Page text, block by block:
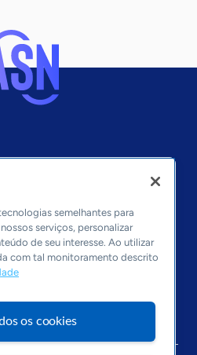
semelhantes para
serviços, personalizar
de seu interesse. Ao utilizar
com tal monitoramento descrito
os cookies